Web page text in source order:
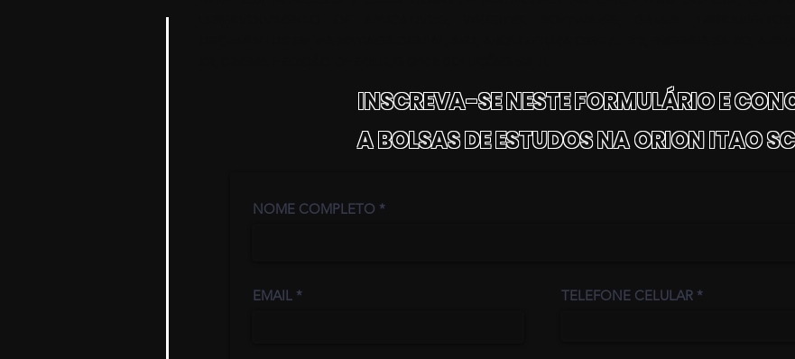
INSCREVA-SE NESTE FORMULÁRIO E
A BOLSAS DE ESTUDOS NA ORION ITAO
NOME COMPLETO
EMAIL TELEFONE CELULAR